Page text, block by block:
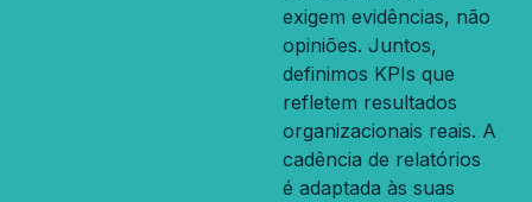
exigem evidências, não
opiniões. Juntos,
definimos KPIs que
refletem resultados
organizacionais reais. A
cadência de relatórios
é adaptada às suas